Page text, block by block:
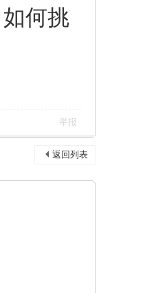
何挑
举报
返回列表